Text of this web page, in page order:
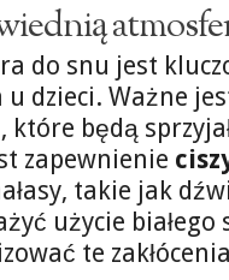
do snu jest
u dzieci. Ważne
które będą
zapewnienie
takie jak
użycie
te